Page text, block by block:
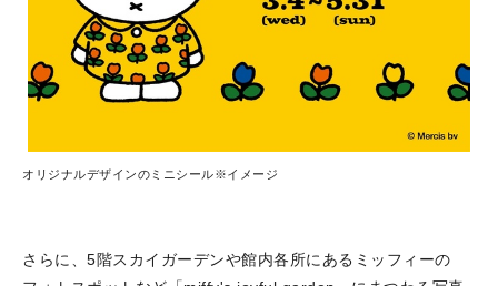
オリジナルデザインのミニシール※イメージ
さらに、5階スカイガーデンや館内各所にあるミッフィーの